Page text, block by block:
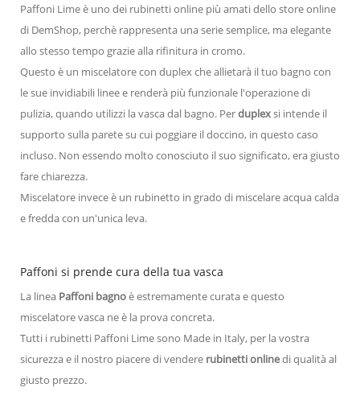
Paffoni Lime è uno dei rubinetti online più amati dello store online
di DemShop, perchè rappresenta una serie semplice, ma elegante
allo stesso tempo grazie alla rifinitura in cromo.
Questo è un miscelatore con duplex che allietarà il tuo bagno con
le sue invidiabili linee e renderà più funzionale l'operazione di
pulizia, quando utilizzi la vasca dal bagno. Perduplexsi intende il
supporto sulla parete su cui poggiare il doccino, in questo caso
incluso. Non essendo molto conosciuto il suo significato, era giusto
fare chiarezza.
Miscelatore invece è un rubinetto in grado di miscelare acqua calda
e fredda con un'unica leva.
Paffoni si prende cura della tua vasca
La linea Paffoni bagnoè estremamente curata e questo
miscelatore vasca ne è la prova concreta.
Tutti i rubinetti Paffoni Lime sono Made in Italy, per la vostra
sicurezza e il nostro piacere di vendere rubinetti onlinedi qualità al
giusto prezzo.